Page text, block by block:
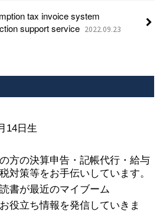
tax invoice system
support service 2022.09.23
14日生
方の決算申告・記帳代行・給与
対策等をお手伝いしています。
書が最近のマイブーム
役立ち情報を発信していきま